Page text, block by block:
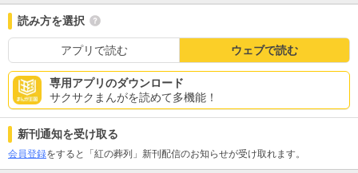
読み方を選択
アプリで読む ウェブで読む
専用アプリのダウンロード
サクサクまんがを読めて多機能！
新刊通知を受け取る
会員登録をすると「紅の葬列」新刊配信のお知らせが受け取れます。